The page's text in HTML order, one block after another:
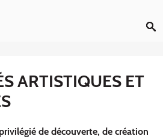
ARTISTIQUES ET
de découverte, de création